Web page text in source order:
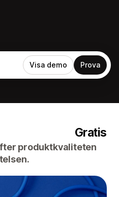
Visa demo Prova
Gratis
produktkvaliteten